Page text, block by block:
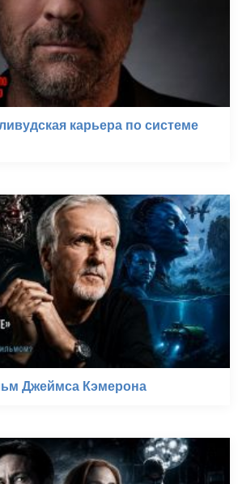
карьера по системе
Джеймса Кэмерона